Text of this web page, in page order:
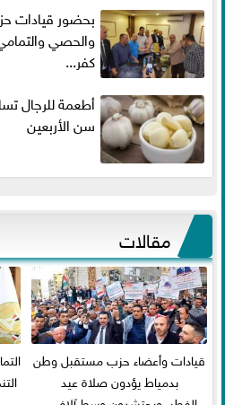
بحضور قيادات
والحصي
كفر...
أطعمة للرجال
سن الأربعين
مقالات
قيادات وأعضاء حزب مستقبل وطن
بدمياط يؤدون صلاة عيد